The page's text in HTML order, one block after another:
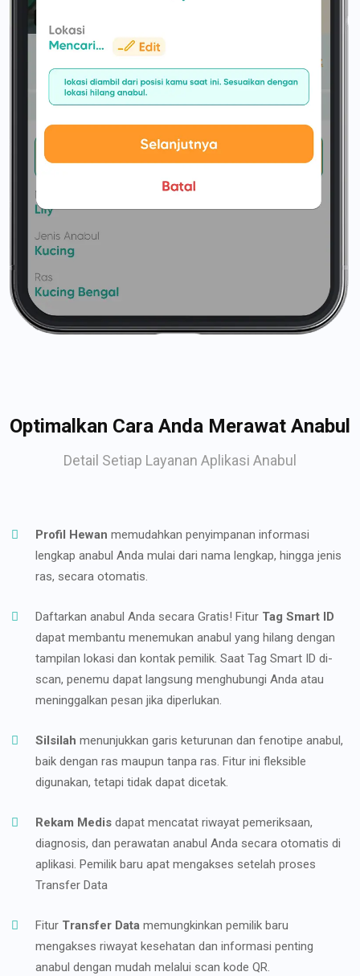
Optimalkan Cara Anda Merawat Anabul
Detail Setiap Layanan Aplikasi Anabul
Profil Hewan memudahkan penyimpanan informasi
lengkap anabul Anda mulai dari nama lengkap, hingga jenis
ras, secara otomatis.
Daftarkan anabul Anda secara Gratis! Fitur Tag Smart ID
dapat membantu menemukan anabul yang hilang dengan
tampilan lokasi dan kontak pemilik. Saat Tag Smart ID di-
scan, penemu dapat langsung menghubungi Anda atau
meninggalkan pesan jika diperlukan.
Silsilah menunjukkan garis keturunan dan fenotipe anabul,
baik dengan ras maupun tanpa ras. Fitur ini fleksible
digunakan, tetapi tidak dapat dicetak.
Rekam Medis dapat mencatat riwayat pemeriksaan,
diagnosis, dan perawatan anabul Anda secara otomatis di
aplikasi. Pemilik baru apat mengakses setelah proses
Transfer Data
Fitur Transfer Data memungkinkan pemilik baru
mengakses riwayat kesehatan dan informasi penting
anabul dengan mudah melalui scan kode QR.